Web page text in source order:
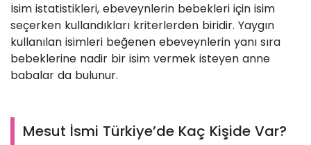
İsim istatistikleri, ebeveynlerin bebekleri için isim
seçerken kullandıkları kriterlerden biridir. Yaygın
kullanılan isimleri beğenen ebeveynlerin yanı sıra
bebeklerine nadir bir isim vermek isteyen anne
babalar da bulunur.
Mesut İsmi Türkiye’de Kaç Kişide Var?